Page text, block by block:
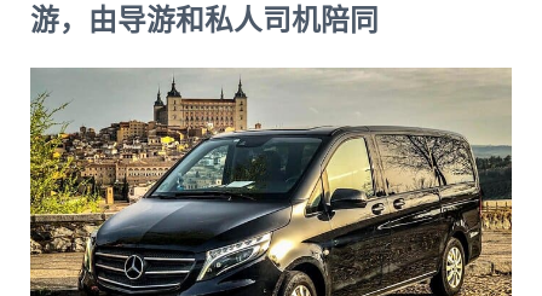
游，由导游和私人司机陪同